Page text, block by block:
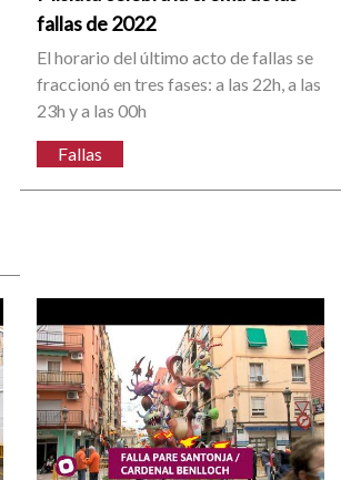
fallas de 2022
El horario del último acto de fallas se
fraccionó en tres fases: a las 22h, a las
23h y a las 00h
Fallas